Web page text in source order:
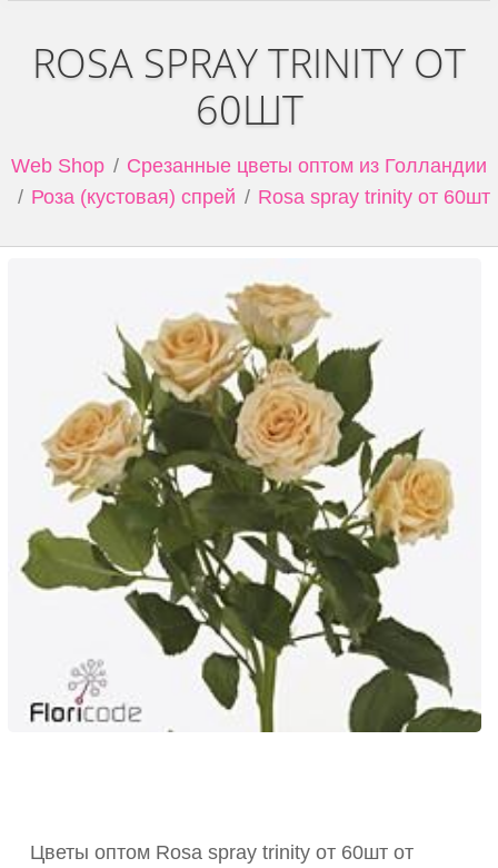
ROSA SPRAY TRINITY ОТ
60ШТ
Web Shop
Срезанные цветы оптом из Голландии
Роза (кустовая) спрей
Rosa spray trinity от 60шт
Цветы оптом Rosa spray trinity от 60шт от